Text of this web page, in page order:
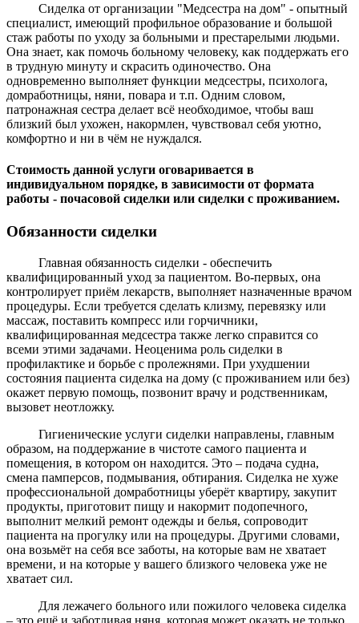
Сиделка от организации "Медсестра на дом" - опытный
специалист, имеющий профильное образование и большой
стаж работы по уходу за больными и престарелыми людьми.
Она знает, как помочь больному человеку, как поддержать его
в трудную минуту и скрасить одиночество. Она
одновременно выполняет функции медсестры, психолога,
домработницы, няни, повара и т.п. Одним словом,
патронажная сестра делает всё необходимое, чтобы ваш
близкий был ухожен, накормлен, чувствовал себя уютно,
комфортно и ни в чём не нуждался.
Стоимость данной услуги оговаривается в
индивидуальном порядке, в зависимости от формата
работы - почасовой сиделки или сиделки с проживанием.
Обязанности сиделки
Главная обязанность сиделки - обеспечить
квалифицированный уход за пациентом. Во-первых, она
контролирует приём лекарств, выполняет назначенные врачом
процедуры. Если требуется сделать клизму, перевязку или
массаж, поставить компресс или горчичники,
квалифицированная медсестра также легко справится со
всеми этими задачами. Неоценима роль сиделки в
профилактике и борьбе с пролежнями. При ухудшении
состояния пациента сиделка на дому (с проживанием или без)
окажет первую помощь, позвонит врачу и родственникам,
вызовет неотложку.
Гигиенические услуги сиделки направлены, главным
образом, на поддержание в чистоте самого пациента и
помещения, в котором он находится. Это – подача судна,
смена памперсов, подмывания, обтирания. Сиделка не хуже
профессиональной домработницы уберёт квартиру, закупит
продукты, приготовит пищу и накормит подопечного,
выполнит мелкий ремонт одежды и белья, сопроводит
пациента на прогулку или на процедуры. Другими словами,
она возьмёт на себя все заботы, на которые вам не хватает
времени, и на которые у вашего близкого человека уже не
хватает сил.
Для лежачего больного или пожилого человека сиделка